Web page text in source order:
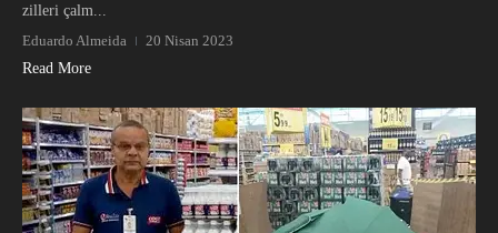
zilleri çalm...
Eduardo Almeida
20 Nisan 2023
Read More